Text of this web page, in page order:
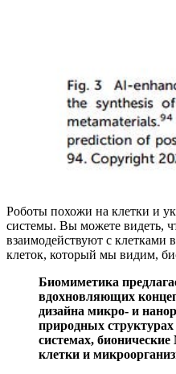
Роботы похожи на клетки и
системы. Вы можете видеть,
взаимодействуют с клетками
клеток, который мы видим,
Биомиметика
вдохновляющих
дизайна микро- и
природных
системах,
клетки и